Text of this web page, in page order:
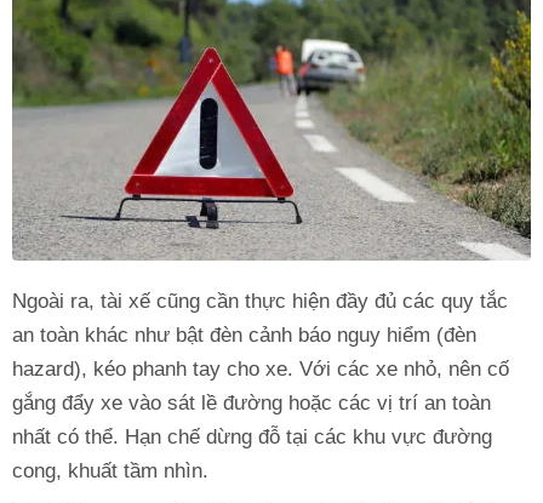
Ngoài ra, tài xế cũng cần thực hiện đầy đủ các quy tắc
an toàn khác như bật đèn cảnh báo nguy hiểm (đèn
hazard), kéo phanh tay cho xe. Với các xe nhỏ, nên cố
gắng đẩy xe vào sát lề đường hoặc các vị trí an toàn
nhất có thể. Hạn chế dừng đỗ tại các khu vực đường
cong, khuất tầm nhìn.